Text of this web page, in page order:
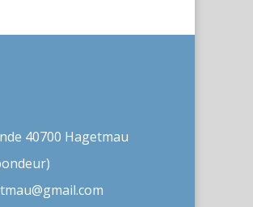
40700 Hagetmau